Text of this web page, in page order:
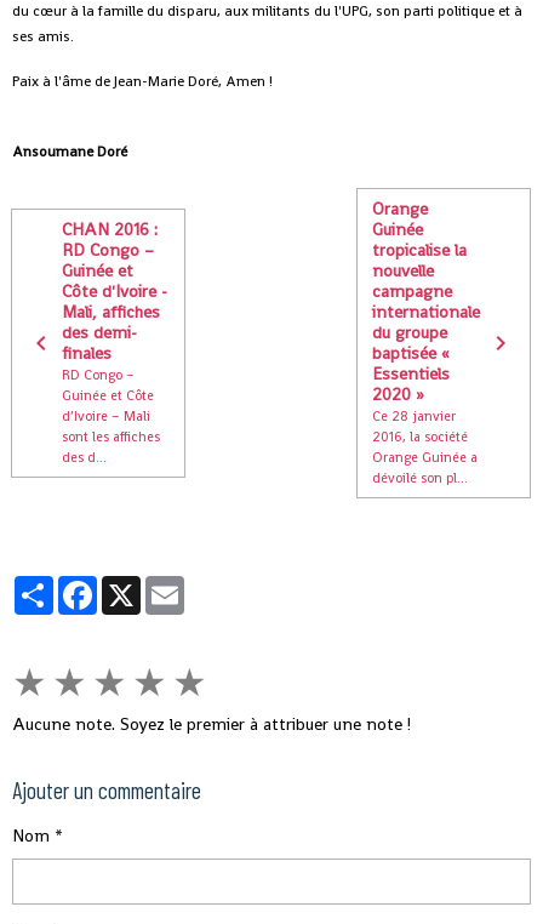
du cœur à la famille du disparu, aux militants du l'UPG, son parti politique et à
ses amis.
Paix à l'âme de Jean-Marie Doré, Amen !
Ansoumane Doré
CHAN 2016 :
RD Congo –
Guinée et
Côte d'Ivoire -
Mali, affiches
des demi-
finales
RD Congo –
Guinée et Côte
d’Ivoire – Mali
sont les affiches
des d...
Orange
Guinée
tropicalise la
nouvelle
campagne
internationale
du groupe
baptisée «
Essentiels
2020 »
Ce 28 janvier
2016, la société
Orange Guinée a
dévoilé son pl...
PartagerFacebook
X
★ ★ ★ ★ ★
Aucune note. Soyez le premier à attribuer une note !
Ajouter un commentaire
Nom